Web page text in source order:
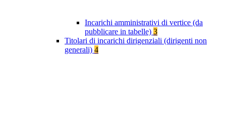
Incarichi amministrativi di vertice (da
pubblicare in tabelle) 3
Titolari di incarichi dirigenziali (dirigenti non
generali) 4